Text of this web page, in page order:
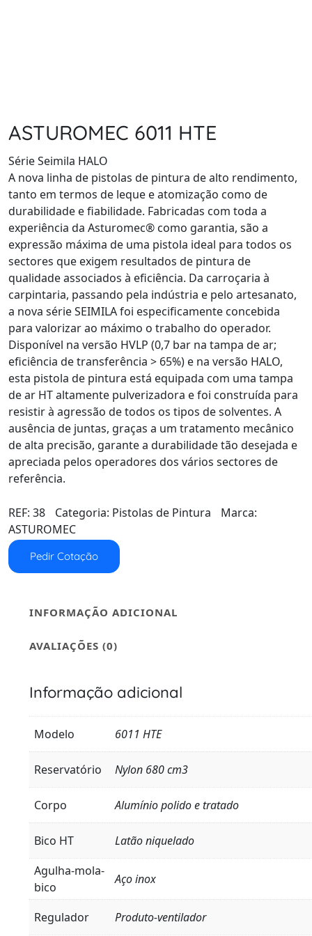
ASTUROMEC 6011 HTE
Série Seimila HALO
A nova linha de pistolas de pintura de alto rendimento,
tanto em termos de leque e atomização como de
durabilidade e fiabilidade. Fabricadas com toda a
experiência da Asturomec® como garantia, são a
expressão máxima de uma pistola ideal para todos os
sectores que exigem resultados de pintura de
qualidade associados à eficiência. Da carroçaria à
carpintaria, passando pela indústria e pelo artesanato,
a nova série SEIMILA foi especificamente concebida
para valorizar ao máximo o trabalho do operador.
Disponível na versão HVLP (0,7 bar na tampa de ar;
eficiência de transferência > 65%) e na versão HALO,
esta pistola de pintura está equipada com uma tampa
de ar HT altamente pulverizadora e foi construída para
resistir à agressão de todos os tipos de solventes. A
ausência de juntas, graças a um tratamento mecânico
de alta precisão, garante a durabilidade tão desejada e
apreciada pelos operadores dos vários sectores de
referência.
REF: 38 Categoria: Pistolas de Pintura
Marca:
ASTUROMEC
Pedir Cotação
INFORMAÇÃO ADICIONAL
AVALIAÇÕES (0)
Informação adicional
Modelo 6011 HTE
Reservatório Nylon 680 cm3
Corpo Alumínio polido e tratado
Bico HT
Latão niquelado
Agulha-mola-
bico
Aço inox
Regulador Produto-ventilador